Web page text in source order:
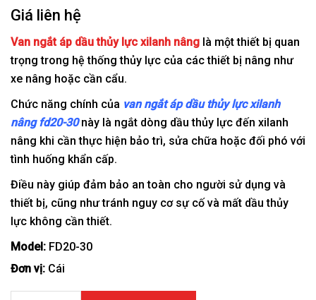
Giá liên hệ
Van ngắt áp dầu thủy lực xilanh nâng là một thiết bị quan
trọng trong hệ thống thủy lực của các thiết bị nâng như
xe nâng hoặc cần cẩu.
Chức năng chính của van ngắt áp dầu thủy lực xilanh
nâng fd20-30này là ngắt dòng dầu thủy lực đến xilanh
nâng khi cần thực hiện bảo trì, sửa chữa hoặc đối phó với
tình huống khẩn cấp.
Điều này giúp đảm bảo an toàn cho người sử dụng và
thiết bị, cũng như tránh nguy cơ sự cố và mất dầu thủy
lực không cần thiết.
Model: FD20-30
Đơn vị: Cái